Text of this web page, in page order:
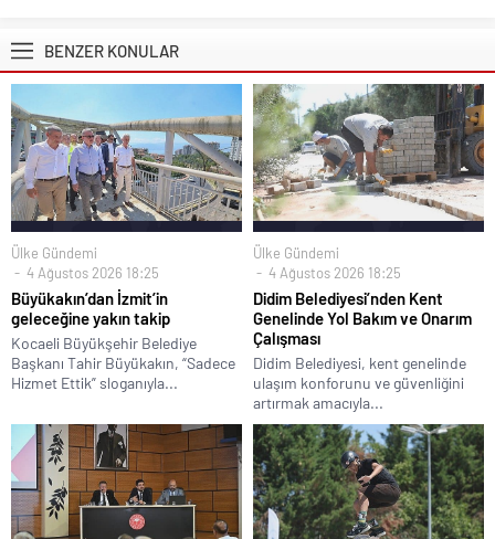
BENZER KONULAR
Ülke Gündemi
4 Ağustos 2026 18:25
Büyükakın’dan İzmit’in
geleceğine yakın takip
Kocaeli Büyükşehir Belediye
Başkanı Tahir Büyükakın, “Sadece
Hizmet Ettik” sloganıyla...
Ülke Gündemi
4 Ağustos 2026 18:25
Didim Belediyesi’nden Kent
Genelinde Yol Bakım ve Onarım
Çalışması
Didim Belediyesi, kent genelinde
ulaşım konforunu ve güvenliğini
artırmak amacıyla...